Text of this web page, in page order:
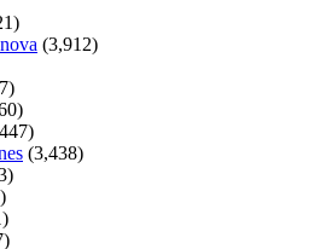
(3,912)
(3,438)